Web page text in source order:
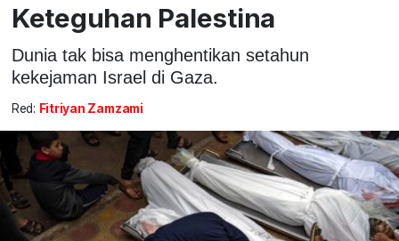
Keteguhan Palestina
Dunia tak bisa menghentikan setahun
kekejaman Israel di Gaza.
Red: Fitriyan Zamzami